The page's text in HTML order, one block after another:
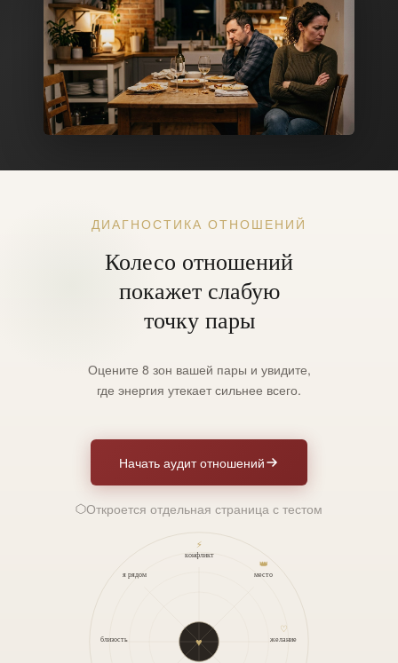
ДИАГНОСТИКА ОТНОШЕНИЙ
Колесо отношений
покажет слабую
точку пары
Оцените 8 зон вашей пары и увидите,
где энергия утекает сильнее всего.
Начать аудит отношений
Откроется отдельная страница с тестом
♥
конфликт
⚡
место
👑
желание
♡
близость
я рядом